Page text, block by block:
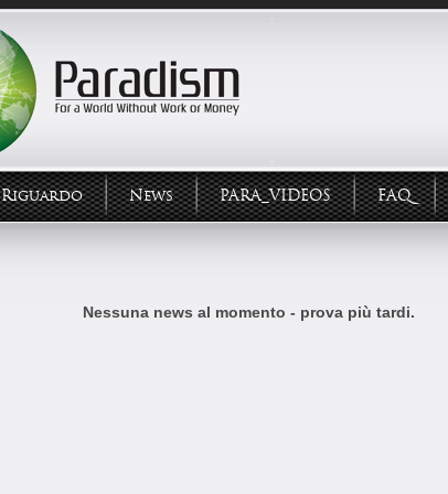
Riguardo News PARA_VIDEOS FAQ
Nessuna news al momento - prova più tardi.